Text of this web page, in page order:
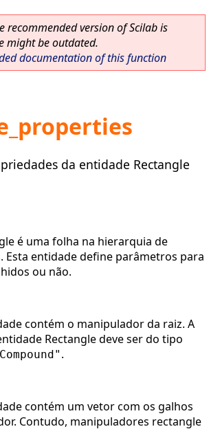
recommended version of Scilab is
might be outdated.
documentation of this function
da entidade Rectangle
é uma folha na hierarquia de
Esta entidade define parâmetros para
ou não.
contém o manipulador da raiz. A
Rectangle deve ser do tipo
.
contém um vetor com os galhos
Contudo, manipuladores rectangle